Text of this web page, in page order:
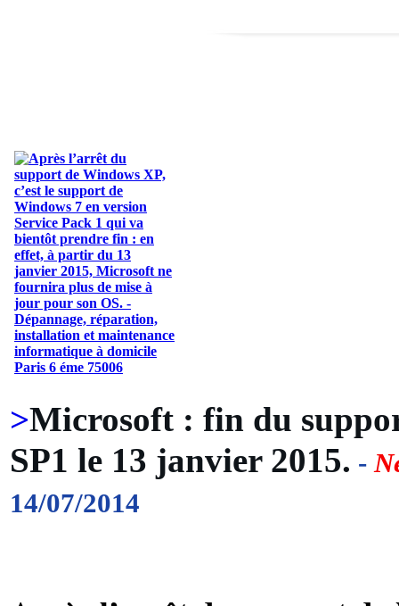
>Microsoft : fin du
SP1 le 13 janvier 2015. -
14/07/2014